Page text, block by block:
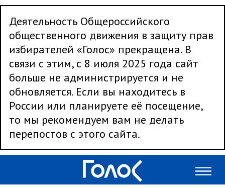
Деятельность Общероссийского
общественного движения в защиту прав
избирателей «Голос» прекращена. В
связи с этим, с 8 июля 2025 года сайт
больше не администрируется и не
обновляется. Если вы находитесь в
России или планируете её посещение,
то мы рекомендуем вам не делать
перепостов с этого сайта.